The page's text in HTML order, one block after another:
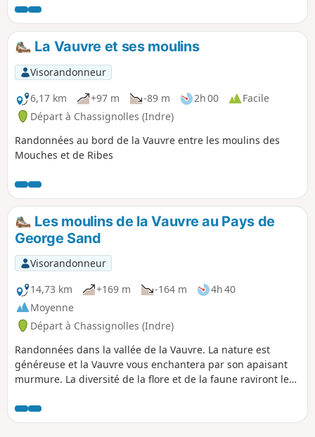
servent de caches aux fées et lutins.
La Vauvre et ses moulins
Visorandonneur
6,17 km
+97 m -89 m 2h 00
Facile
Départ à Chassignolles (Indre)
Randonnées au bord de la Vauvre entre les moulins des
Mouches et de Ribes
Les moulins de la Vauvre au Pays de
George Sand
Visorandonneur
14,73 km
+169 m -164 m
4h 40
Moyenne
Départ à Chassignolles (Indre)
Randonnées dans la vallée de la Vauvre. La nature est
généreuse et la Vauvre vous enchantera par son apaisant
murmure. La diversité de la flore et de la faune raviront les